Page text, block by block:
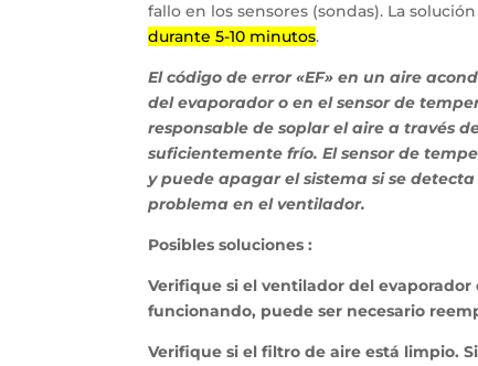
fallo en los sensores (sondas). La
durante 5-10 minutos.
El código de error «EF» en un aire
del evaporador o en el sensor de
responsable de soplar el aire a través
suficientemente frío. El sensor de
y puede apagar el sistema si se
problema en el ventilador.
Posibles soluciones :
Verifique si el ventilador del
funcionando, puede ser necesario
Verifique si el filtro de aire está limpio.